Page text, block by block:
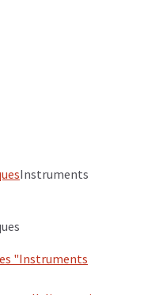
Instruments
"Instruments